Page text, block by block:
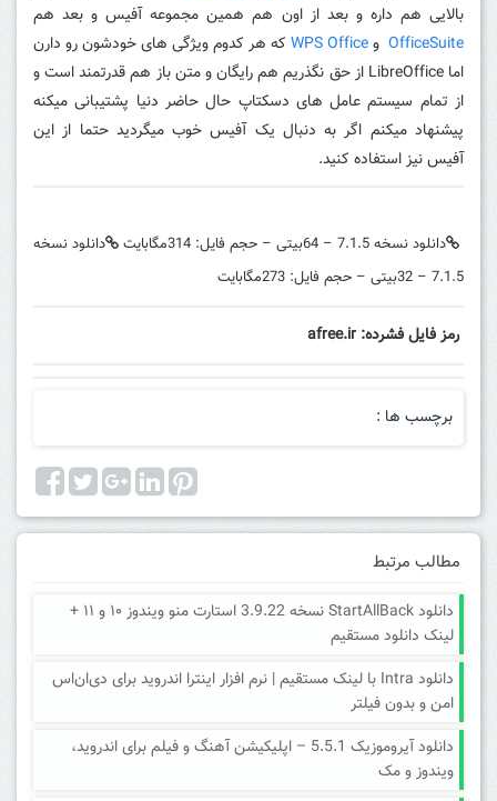
بالایی هم داره و بعد از اون هم همین مجموعه آفیس و بعد هم
OfficeSuite وWPS Office که هر کدوم ویژگی های خودشون رو دارن
اما LibreOffice از حق نگذریم هم رایگان و متن باز هم قدرتمند است و
از تمام سیستم عامل های دسکتاپ حال حاضر دنیا پشتیبانی میکنه
پیشنهاد میکنم اگر به دنبال یک آفیس خوب میگردید حتما از این
آفیس نیز استفاده کنید.
دانلود نسخه 7.1.5 – 64بیتی – حجم فایل: 314مگابایت
دانلود نسخه
7.1.5 – 32بیتی – حجم فایل: 273مگابایت
رمز فایل فشرده: afree.ir
برچسب ها :
مطالب مرتبط
دانلود StartAllBack نسخه 3.9.22 استارت منو ویندوز ۱۰ و ۱۱ +
لینک دانلود مستقیم
دانلود Intra با لینک مستقیم | نرم افزار اینترا اندروید برای دی‌ان‌اس
امن و بدون فیلتر
دانلود آیروموزیک 5.5.1 – اپلیکیشن آهنگ و فیلم برای اندروید،
ویندوز و مک